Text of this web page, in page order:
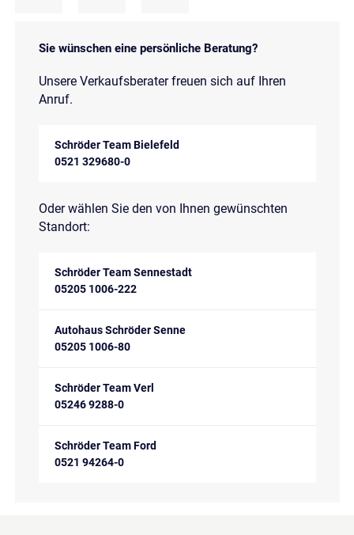
Sie wünschen eine persönliche Beratung?
Unsere Verkaufsberater freuen sich auf Ihren
Anruf.
Schröder Team Bielefeld
0521 329680-0
Oder wählen Sie den von Ihnen gewünschten
Standort:
Schröder Team Sennestadt
05205 1006-222
Autohaus Schröder Senne
05205 1006-80
Schröder Team Verl
05246 9288-0
Schröder Team Ford
0521 94264-0